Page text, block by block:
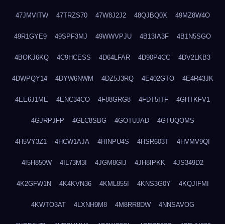
47JMVITW 47TRZS70 47W8J2J2 48QJBQ0X 49MZ8W4O
49R1GYE9 49SPF3MJ 49WWVPJU 4B13IA3F 4B1N5SGO
4BOKJ6KQ 4C9HCESS 4D64LFAR 4D90P4CC 4DV2LKB3
4DWPQY14 4DYW6NWM 4DZ5J3RQ 4E402GTO 4E4R43JK
4EE6J1ME 4ENC34CO 4F88GRG8 4FDT5ITF 4GHTKFV1
4GJRPJFP 4GLC8SBG 4GOTUJAD 4GTUQOMS
4H5VY3Z1 4HCW1AJA 4HINPU4S 4HSR603T 4HVMV9QI
4I5H850W 4IL73M3I 4JGM8GIJ 4JH8IPKK 4JS349D2
4K2GFW1N 4K4KVN36 4KML855I 4KNS3G0Y 4KQJIFMI
4KWTO3AT 4LXNH9M8 4M8RR8DW 4NNSAVOG